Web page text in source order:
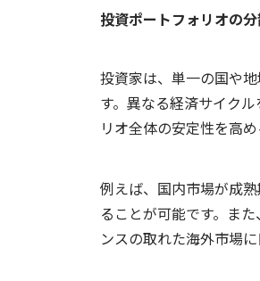
投資ポートフォリオの
投資家は、単一の国や
す。異なる経済サイク
リオ全体の安定性を高め
例えば、国内市場が成
ることが可能です。ま
ンスの取れた海外市場